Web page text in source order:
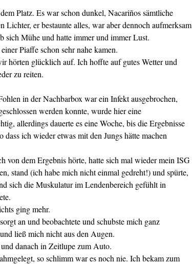
Platz. Es war schon dunkel, Nacariños sämtliche
Lichter, er bestaunte alles, war aber dennoch aufmerksam
sich Mühe und hatte immer und immer Lust.
Piaffe schon sehr nahe kamen.
hörten glücklich auf. Ich hoffte auf gutes Wetter und
zu reiten.
in der Nachbarbox war ein Infekt ausgebrochen,
werden konnte, wurde hier eine
allerdings dauerte es eine Woche, bis die Ergebnisse
ich wieder etwas mit den Jungs hätte machen
von dem Ergebnis hörte, hatte sich mal wieder mein ISG
stand (ich habe mich nicht einmal gedreht!) und spürte,
sich die Muskulatur im Lendenbereich gefühlt in
ging mehr.
an und beobachtete und schubste mich ganz
ließ mich nicht aus den Augen.
danach in Zeitlupe zum Auto.
so schlimm war es noch nie. Ich bekam zum